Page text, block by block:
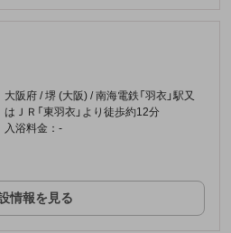
大阪府 / 堺 (大阪) / 南海電鉄「羽衣」駅又
はＪＲ「東羽衣」より徒歩約12分
入浴料金：-
情報を見る